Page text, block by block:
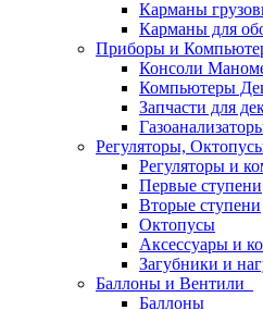
Карманы
Карманы для
Приборы и
Консоли
Компьютеры
Запчасти для
Регуляторы,
Регуляторы и
Первые ступени
Вторые ступени
Октопусы
Аксессуары и
Загубники и
Баллоны и Вентили
Баллоны